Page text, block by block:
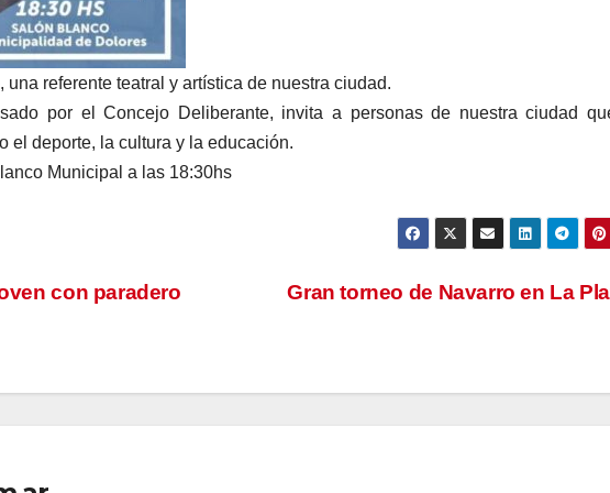
referente teatral y artística de nuestra ciudad.
por el Concejo Deliberante, invita a personas de nuestra ciudad
el deporte, la cultura y la educación.
Municipal a las 18:30hs
Gran torneo de Navarro en La
con paradero